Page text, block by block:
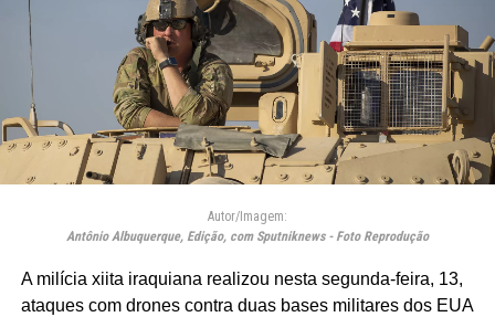
Autor/Imagem:
Antônio Albuquerque, Edição, com Sputniknews - Foto Reprodução
A milícia xiita iraquiana realizou nesta segunda-feira, 13,
ataques com drones contra duas bases militares dos EUA